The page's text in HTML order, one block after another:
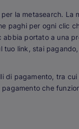
la metasearch.
paghi per ogni clic
portato a una
link, stai
di pagamento, tra
che